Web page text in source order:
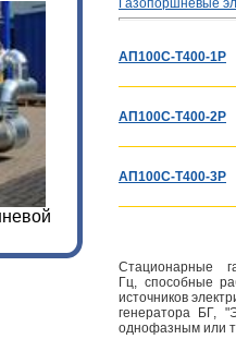
Газопоршневые
АП100С-Т400-1Р
АП100С-Т400-2Р
АП100С-Т400-3Р
Стационарные
Гц, способные
источников
генератора БГ,
однофазным или